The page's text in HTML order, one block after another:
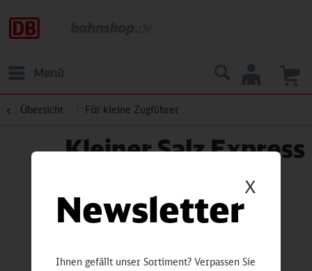
Menü
Übersicht Für kleine Zugführer
Kleiner Salz Express
X
Newsletter
Ihnen gefällt unser Sortiment? Verpassen Sie